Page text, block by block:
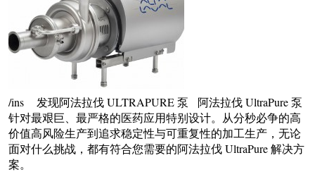
/ins 发现阿法拉伐 ULTRAPURE 泵 阿法拉伐 UltraPure 泵
针对最艰巨、最严格的医药应用特别设计。从分秒必争的高
价值高风险生产到追求稳定性与可重复性的加工生产，无论
面对什么挑战，都有符合您需要的阿法拉伐 UltraPure 解决方
案。